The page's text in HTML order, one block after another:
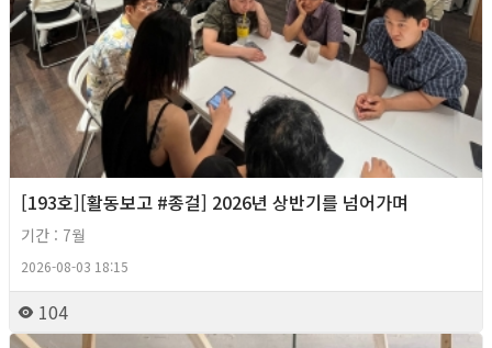
[193호][활동보고 #종걸] 2026년 상반기를 넘어가며
기간 : 7월
2026-08-03 18:15
104